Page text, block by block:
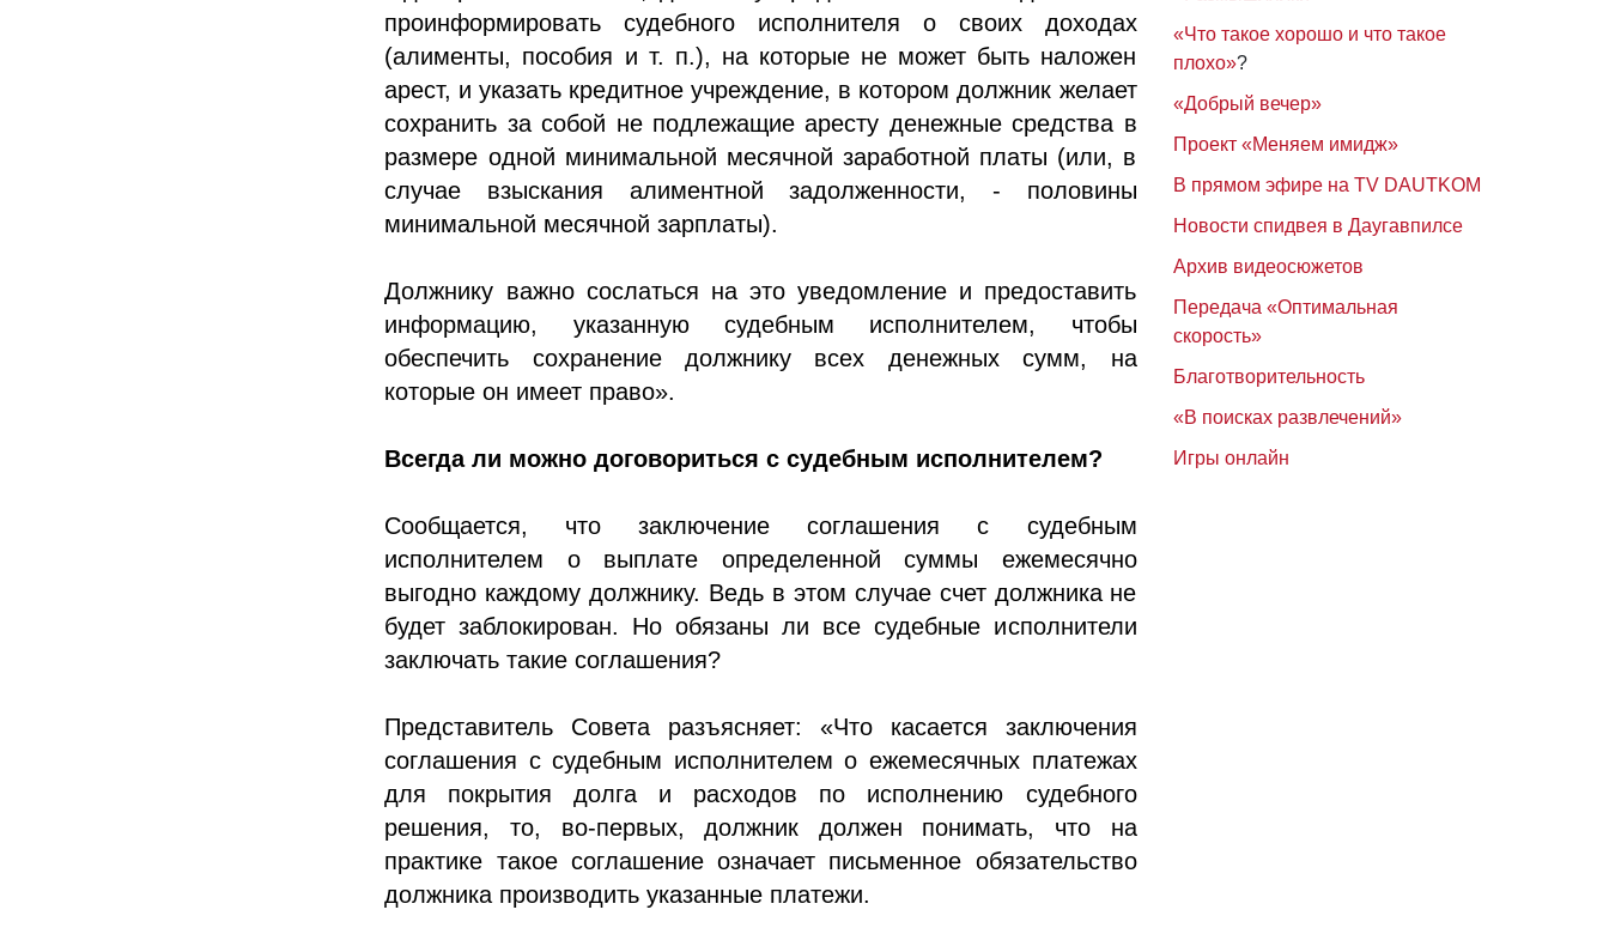
проинформировать судебного исполнителя о своих доходах
(алименты, пособия и т. п.), на которые не может быть наложен
арест, и указать кредитное учреждение, в котором должник желает
сохранить за собой не подлежащие аресту денежные средства в
размере одной минимальной месячной заработной платы (или, в
случае взыскания алиментной задолженности, - половины
минимальной месячной зарплаты).
Должнику важно сослаться на это уведомление и предоставить
информацию, указанную судебным исполнителем, чтобы
обеспечить сохранение должнику всех денежных сумм, на
которые он имеет право».
Всегда ли можно договориться с судебным исполнителем?
Сообщается, что заключение соглашения с судебным
исполнителем о выплате определенной суммы ежемесячно
выгодно каждому должнику. Ведь в этом случае счет должника не
будет заблокирован. Но обязаны ли все судебные исполнители
заключать такие соглашения?
Представитель Совета разъясняет: «Что касается заключения
соглашения с судебным исполнителем о ежемесячных платежах
для покрытия долга и расходов по исполнению судебного
решения, то, во-первых, должник должен понимать, что на
практике такое соглашение означает письменное обязательство
должника производить указанные платежи.
«Что такое хорошо и что такое
плохо»?
«Добрый вечер»
Проект «Меняем имидж»
В прямом эфире на TV DAUTKOM
Новости спидвея в Даугавпилсе
Архив видеосюжетов
Передача «Оптимальная
скорость»
Благотворительность
«В поисках развлечений»
Игры онлайн